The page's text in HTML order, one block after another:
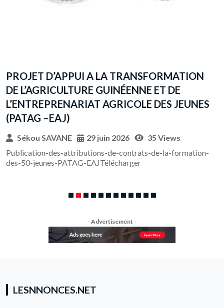
Annonce d’approvisionnement pour l’achat des
Paniers Mixtes (Petit dejeuner +
Provisions)pour Chalco Guinea Company S.A.
et pour Chalco Guinea Port S.A.
Sékou SAVANE 4 mai 2026
118429 Views
宰牲节礼篮采购公告-Annonce-dapprovisionnement-pour-
lachat-des-Paniers-Mixtes-Petit-dejeuner-
- Advertisement -
LESNNONCES.NET